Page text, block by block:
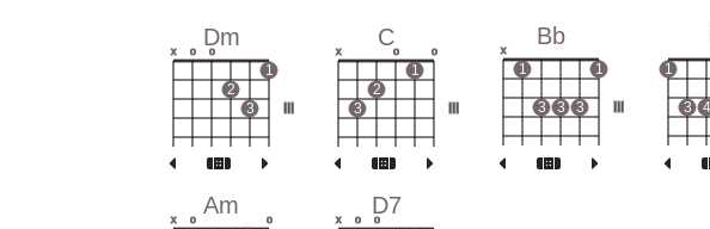
Dm
x o o
2
3
1
C
x
3
2
o
1
o
Bb
x
1
3 3 3
1 1
3 4
Am
x o o
D7
x o o